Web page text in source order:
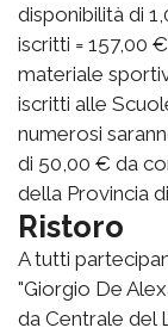
disponibilità di
iscritti = 157,00
materiale
iscritti alle
numerosi
di 50,00 € da
della Provincia
Ristoro
A tutti
"Giorgio De
da Centrale del